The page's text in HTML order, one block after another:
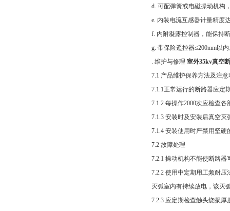
d. 可配弹簧或电磁操动机构
e. 内装电流互感器计量精度
f. 内附凝露控制器，能保持
g. 带保险遥控器≤200mm以
. 维护与修理 室外35kv真空
7.1 产品维护保养方法及注意
7.1.1正常运行的断路器应定
7.1.2 每操作2000次应检查
7.1.3 安装时及安装后真空
7.1.4 安装使用时严禁用坚
7.2 故障处理
7.2.1 操动机构不能使断路
7.2.2 使用中定期用工频耐
灭弧室内有持续放电，该灭
7.2.3 应定期检查触头烧损